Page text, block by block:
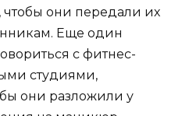
чтобы они передали их
Еще один
с фитнес-
студиями,
они разложили у